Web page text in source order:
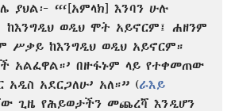
ያህል፦ “‘[አምላክ] እንባን ሁሉ
ከእንግዲህ ወዲህ ሞት አይኖርም፤ ሐዘንም
ሥቃይ ከእንግዲህ ወዲህ አይኖርም።
አልፈዋል።’ በዙፋኑም ላይ የተቀመጠው
አዲስ አደርጋለሁ’ አለ።” (ራእይ
ጊዜ የሕይወታችን መጨረሻ እንዲሆን